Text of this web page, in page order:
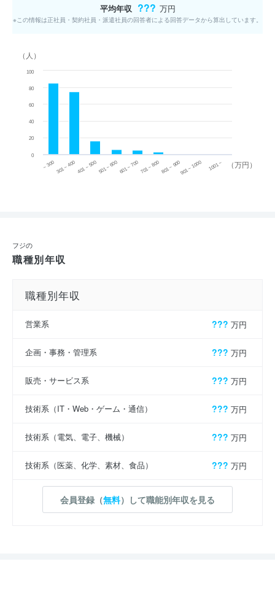
平均年収 ??? 万円
※この情報は正社員・契約社員・派遣社員の回答者による回答データから算出しています。
（万円）
（人）
~ 300 301 ~ 400 401 ~ 500501 ~ 600601 ~ 700701 ~ 800801 ~ 900901 ~ 1000 1001 ~
0
20
40
60
80
100
フジの
職種別年収
職種別年収
営業系 ??? 万円
企画・事務・管理系 ??? 万円
販売・サービス系 ??? 万円
技術系（IT・Web・ゲーム・通信） ??? 万円
技術系（電気、電子、機械） ??? 万円
技術系（医薬、化学、素材、食品） ??? 万円
会員登録（無料）して職能別年収を見る